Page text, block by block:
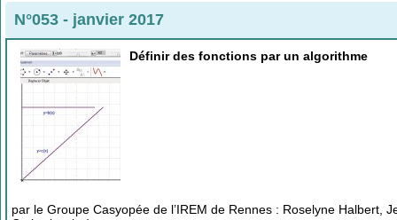
N°053 - janvier 2017
Définir des fonctions par un algorithme
par le Groupe Casyopée de l’IREM de Rennes : Roselyne